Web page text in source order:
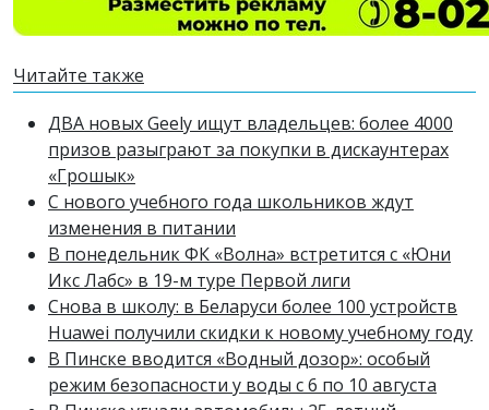
Читайте также
ДВА новых Geely ищут владельцев: более 4000
призов разыграют за покупки в дискаунтерах
«Грошык»
С нового учебного года школьников ждут
изменения в питании
В понедельник ФК «Волна» встретится с «Юни
Икс Лабс» в 19-м туре Первой лиги
Снова в школу: в Беларуси более 100 устройств
Huawei получили скидки к новому учебному году
В Пинске вводится «Водный дозор»: особый
режим безопасности у воды с 6 по 10 августа